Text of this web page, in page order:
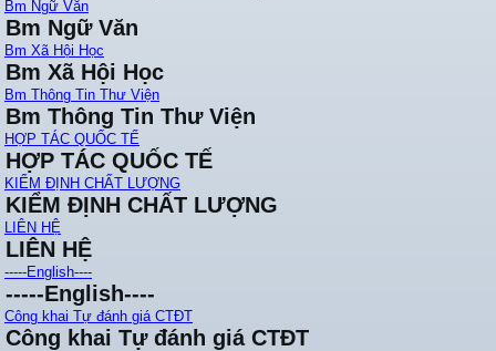
Bm Ngữ Văn
Bm Ngữ Văn
Bm Xã Hội Học
Bm Xã Hội Học
Bm Thông Tin Thư Viện
Bm Thông Tin Thư Viện
HỢP TÁC QUỐC TẾ
HỢP TÁC QUỐC TẾ
KIỂM ĐỊNH CHẤT LƯỢNG
KIỂM ĐỊNH CHẤT LƯỢNG
LIÊN HỆ
LIÊN HỆ
-----English----
-----English----
Công khai Tự đánh giá CTĐT
Công khai Tự đánh giá CTĐT